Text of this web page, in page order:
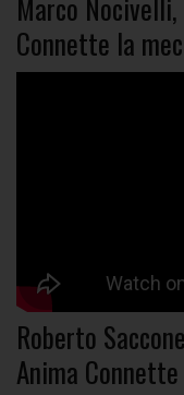
Marco Nocivelli,
Connette la
Roberto
Anima